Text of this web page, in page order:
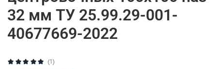
(1)
32 мм ТУ 25.99.29-001-
40677669-2022